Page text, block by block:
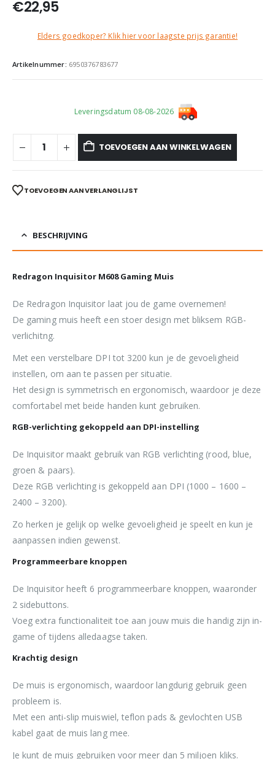
€22,95
Elders goedkoper? Klik hier voor laagste prijs garantie!
Artikelnummer: 6950376783677
Leveringsdatum 08-08-2026
TOEVOEGEN AAN WINKELWAGEN
TOEVOEGEN AAN VERLANGLIJST
BESCHRIJVING
Redragon Inquisitor M608 Gaming Muis
De Redragon Inquisitor laat jou de game overnemen!
De gaming muis heeft een stoer design met bliksem RGB-
verlichitng.
Met een verstelbare DPI tot 3200 kun je de gevoeligheid
instellen, om aan te passen per situatie.
Het design is symmetrisch en ergonomisch, waardoor je deze
comfortabel met beide handen kunt gebruiken.
RGB-verlichting gekoppeld aan DPI-instelling
De Inquisitor maakt gebruik van RGB verlichting (rood, blue,
groen & paars).
Deze RGB verlichting is gekoppeld aan DPI (1000 – 1600 –
2400 – 3200).
Zo herken je gelijk op welke gevoeligheid je speelt en kun je
aanpassen indien gewenst.
Programmeerbare knoppen
De Inquisitor heeft 6 programmeerbare knoppen, waaronder
2 sidebuttons.
Voeg extra functionaliteit toe aan jouw muis die handig zijn in-
game of tijdens alledaagse taken.
Krachtig design
De muis is ergonomisch, waardoor langdurig gebruik geen
probleem is.
Met een anti-slip muiswiel, teflon pads & gevlochten USB
kabel gaat de muis lang mee.
Je kunt de muis gebruiken voor meer dan 5 miljoen kliks.